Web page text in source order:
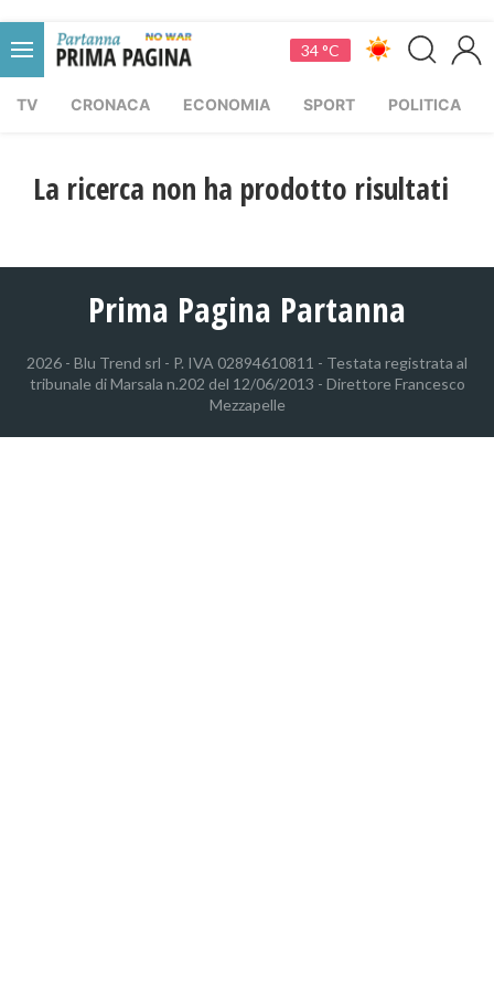
34 °C
TV CRONACA ECONOMIA SPORT POLITICA
La ricerca non ha prodotto risultati
Prima Pagina Partanna
2026 - Blu Trend srl - P. IVA 02894610811 - Testata registrata al
tribunale di Marsala n.202 del 12/06/2013 - Direttore Francesco
Mezzapelle